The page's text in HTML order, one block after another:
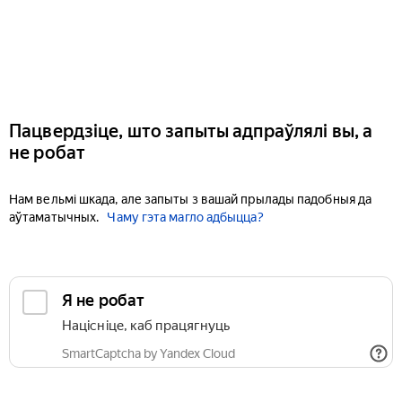
Пацвердзіце, што запыты адпраўлялі вы, а
не робат
Нам вельмі шкада, але запыты з вашай прылады падобныя да
аўтаматычных.
Чаму гэта магло адбыцца?
Я не робат
Націсніце, каб працягнуць
SmartCaptcha by Yandex Cloud